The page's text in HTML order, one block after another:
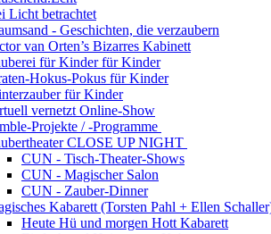
Licht betrachtet
- Geschichten, die verzaubern
van Orten’s Bizarres Kabinett
für Kinder für Kinder
Hokus-Pokus für Kinder
für Kinder
vernetzt Online-Show
Projekte / -Programme
CLOSE UP NIGHT
CUN - Tisch-Theater-Shows
CUN - Magischer Salon
CUN - Zauber-Dinner
Kabarett (Torsten Pahl + Ellen
Heute Hü und morgen Hott Kabarett